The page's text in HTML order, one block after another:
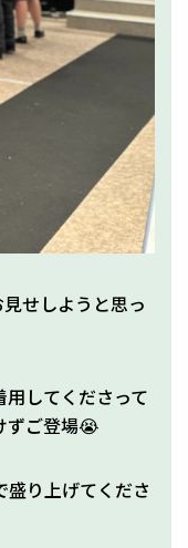
せしようと思っ
してくださって
ずご登場😭
盛り上げてくださ